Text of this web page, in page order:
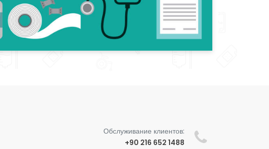
Обслуживание клиентов:
+90 216 652 1488